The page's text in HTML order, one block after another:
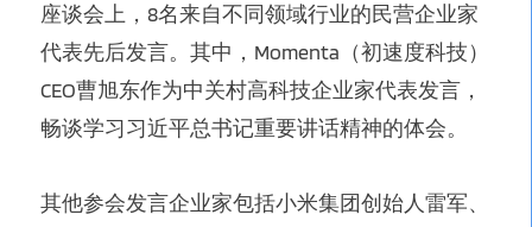
座谈会上，8名来自不同领域行业的民营企业家
代表先后发言。其中，Momenta（初速度科技）
CEO曹旭东作为中关村高科技企业家代表发言，
畅谈学习习近平总书记重要讲话精神的体会。
其他参会发言企业家包括小米集团创始人雷军、